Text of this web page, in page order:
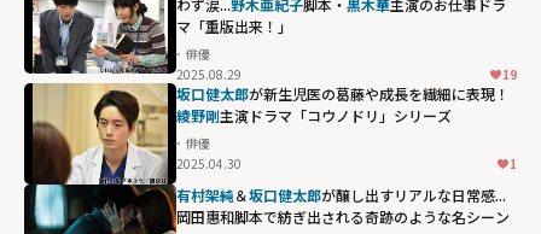
わず涙...野木亜紀子脚本・ 黒木華主演のお仕事ドラ
マ「重版出来！」
俳優
2025.08.29
19
坂口健太郎が新生児医の葛藤や成長を繊細に表現！
綾野剛主演ドラマ「コウノドリ」シリーズ
俳優
2025.04.30
1
有村架純＆坂口健太郎が醸し出すリアルな日常感...
岡田惠和脚本で紡ぎ出される奇跡のような名シーン